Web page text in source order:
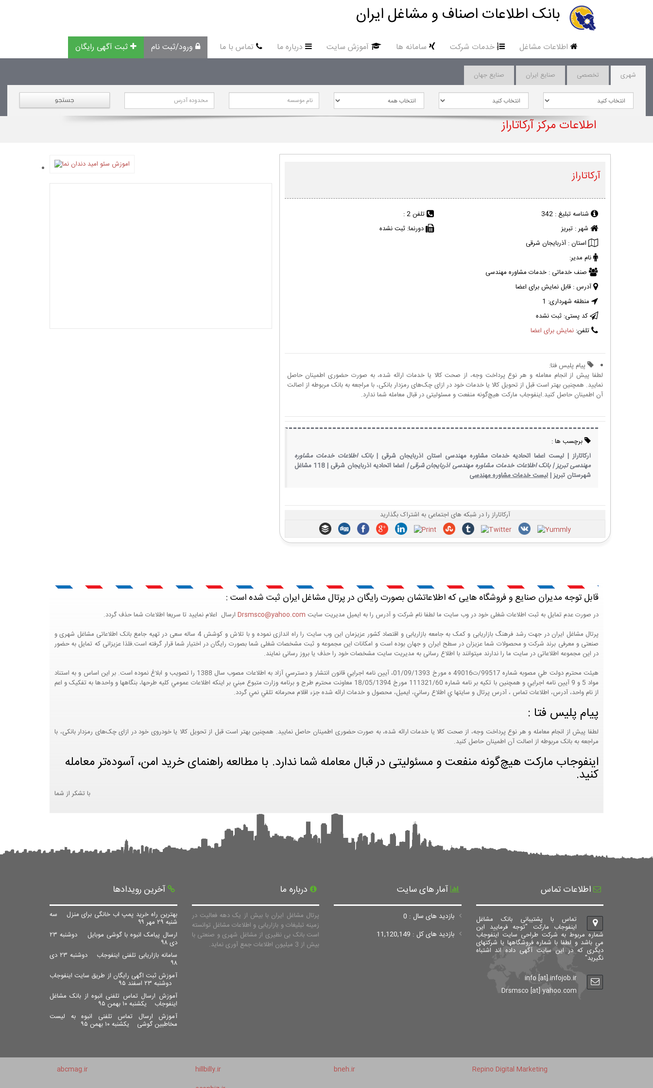
بانک اطلاعات اصناف و مشاغل ایران
اطلاعات مشاغل خدمات شرکت سامانه ها آموزش سایت درباره ما تماس با ما ورود/ثبت نام ثبت آگهی رایگان
شهری تخصصی صنایع ایران صنایع جهان
جستجو
اطلاعات مرکز آرکاتاراز
آرکاتاراز
شناسه تبلیغ : 342
شهر : تبریز
استان : آذربایجان شرقی
نام مدیر:
صنف خدماتی : خدمات مشاوره مهندسی
آدرس : قابل نمایش برای اعضا
منطقه شهرداری: 1
کد پستی: ثبت نشده
تلفن: نمایش برای اعضا
تلفن 2 :
دورنما: ثبت نشده
پیام پلیس فتا:
لطفا پیش از انجام معامله و هر نوع پرداخت وجه، از صحت کالا یا خدمات ارائه شده، به صورت حضوری اطمینان حاصل
نمایید. همچنین بهتر است قبل از تحویل کالا یا خدمات خود در ازای چک‌های رمزدار بانکی، با مراجعه به بانک مربوطه از اصالت
آن اطمینان حاصل کنید.اینفوجاب مارکت هیچ‌گونه منفعت و مسئولیتی در قبال معامله شما ندارد.
برچسب ها :
آرکاتاراز | لیست اعضا اتحادیه خدمات مشاوره مهندسی استان آذربایجان شرقی | بانک اطلاعات خدمات مشاوره
مهندسی تبریز |بانک اطلاعات خدمات مشاوره مهندسی آذربایجان شرقی | اعضا اتحادیه آذربایجان شرقی |
118 مشاغل
شهرستان تبریز |لیست خدمات مشاوره مهندسی
آرکاتاراز را در شبکه های اجتماعی به اشتراک بگذارید
قابل توجه مدیران صنایع و فروشگاه هایی که اطلاعاتشان بصورت رایگان در پرتال مشاغل ایران ثبت شده است :
در صورت عدم تمایل به ثبت اطلاعات شغلی خود در وب سایت ما لطفا نام شرکت و آدرس را به ایمیل مدیریت سایت Drsmsco@yahoo.com ارسال اعلام نمایید تا سریعا اطلاعات شما حذف گردد.
پرتال مشاغل ایران در جهت رشد فرهنگ بازاریابی و کمک به جامعه بازاریابی و اقتصاد کشور عزیزمان این وب سایت را راه اندازی نموده و با تلاش و کوشش 4 ساله سعی در تهیه جامع بانک اطلاعاتی مشاغل شهری و
صنعتی و معرفی برند شرکت و محصولات شما عزیزان در سطح ایران و جهان بوده است و امکانات این مجموعه و ثبت مشخصات شغلی شما بصورت رایگان در اختیار شما قرار گرفته است.فلذا عزیزانی که تمایل به حضور
در این مجموعه اطلاعاتی در سایت ما را ندارند میتوانند با اطلاع رسانی به مدیریت سایت مشخصات خود را حذف یا بروز رسانی نمایند.
هيئت محترم دولت طي مصوبه شماره 99517/ت49016 ه مورخ 01/09/1393، آيين نامه اجرايي قانون انتشار و دسترسي آزاد به اطلاعات مصوب سال 1388 را تصويب و ابلاغ نموده است. بر اين اساس و به استناد
مواد 5 و 9 آيين نامه اجرايي و همچنين با تکيه بر نامه شماره 111321/60 مورخ 18/05/1394 معاونت محترم طرح و برنامه وزارت متبوع مبني بر اينکه اطلاعات عمومي کليه طرحها، بنگاهها و واحدها به تفکيک و اعم
از نام واحد، آدرس، اطلاعات تماس ، آدرس پرتال و سايتها ي اطلاع رساني، ايميل، محصول و خدمات ارائه شده جزء اقلام محرمانه تلقي نمي گردد.
پیام پلیس فتا :
لطفا پیش از انجام معامله و هر نوع پرداخت وجه، از صحت کالا یا خدمات ارائه شده، به صورت حضوری اطمینان حاصل نمایید. همچنین بهتر است قبل از تحویل کالا یا خودروی خود در ازای چک‌های رمزدار بانکی، با
مراجعه به بانک مربوطه از اصالت آن اطمینان حاصل کنید.
اینفوجاب مارکت هیچ‌گونه منفعت و مسئولیتی در قبال معامله شما ندارد. با مطالعه راهنمای خرید امن، آسوده‌تر معامله
کنید.
با تشکر از شما
اطلاعات تماس
تماس با پشتیبانی بانک مشاغل
اینفوجاب مارکت "توجه فرمایید این
شماره مربوط به شرکت طراحی سایت اینفوجاب
می باشد و لطفا با شماره فروشگاهها یا شرکتهای
دیگری که در این سایت آگهی داده اند اشتباه
نگیرید"
info [at] infojob.ir
Drsmsco [at] yahoo.com
آمار های سایت
بازدید های سال : 0
بازدید های کل : 11,120,149
درباره ما
پرتال مشاغل ایران با بیش از یک دهه فعالیت در
زمینه تبلیغات و بازاریابی و اطلاعات مشاغل توانسته
است بانک بی نظیری از مشاغل شهری و صنعتی با
بیش از 3 میلیون اطلاعات جمع آوری نماید.
آخرین رویدادها
بهترین راه خرید پمپ اب خانگی برای منزل سه
شنبه ۲۹ مهر ۹۹
ارسال پیامک انبوه با گوشی موبایل
دوشنبه ۲۳
دی ۹۸
سامانه بازاریابی تلفنی اینفوجاب
دوشنبه ۲۳ دی
۹۸
آموزش ثبت اگهی رایگان از طریق سایت اینفوجاب
دوشنبه ۲۳ اسفند ۹۵
آموزش ارسال تماس تلفنی انبوه از بانک مشاغل
اینفوجاب یکشنبه ۱۰ بهمن ۹۵
آموزش ارسال تماس تلفنی انبوه به لیست
مخاطبین گوشی یکشنبه ۱۰ بهمن ۹۵
abcmag.ir
hillbilly.ir
bneh.ir Repino Digital Marketing